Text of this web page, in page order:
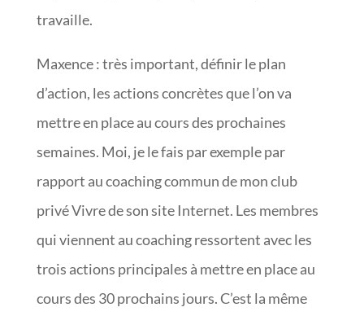
travaille.
Maxence : très important, définir le plan
d’action, les actions concrètes que l’on va
mettre en place au cours des prochaines
semaines. Moi, je le fais par exemple par
rapport au coaching commun de mon club
privé Vivre de son site Internet. Les membres
qui viennent au coaching ressortent avec les
trois actions principales à mettre en place au
cours des 30 prochains jours. C’est la même